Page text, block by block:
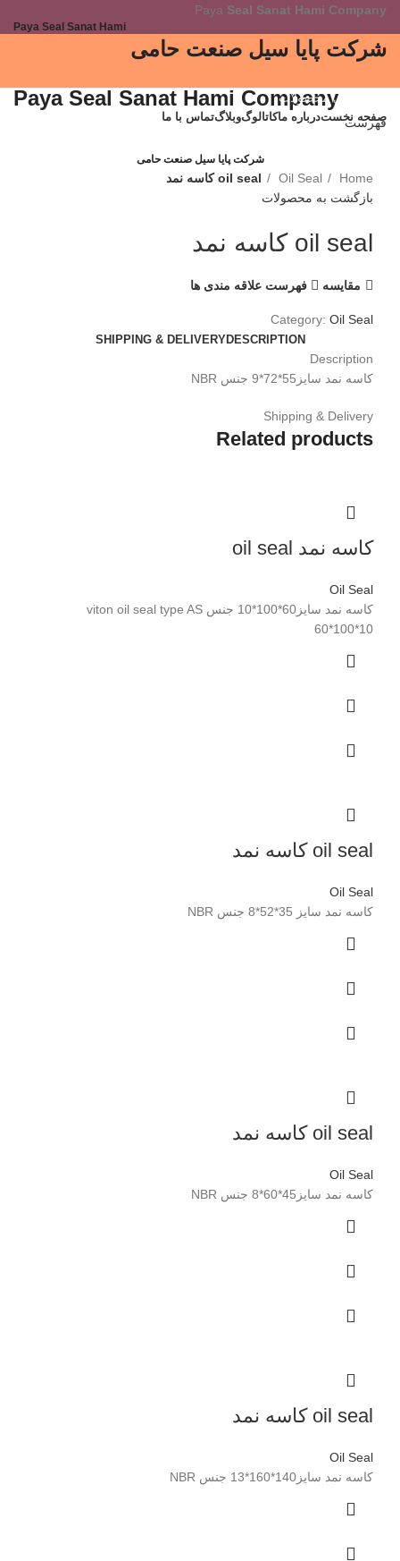
Paya Seal Sanat Hami Company
شرکت پایا سیل صنعت حامی
Paya Seal Sanat Hami Company
فهرست
شرکت پایا سیل صنعت حامی
دسته بندی محصولات
صفحه نخستدرباره ماکاتالوگوبلاگتماس با ما
برای بزرگنمایی کلیک کنید
Home
Oil Seal
oil seal کاسه نمد
بازگشت به محصولات
oil seal کاسه نمد
مقایسه فهرست علاقه مندی ها
Category: Oil Seal
DESCRIPTION
SHIPPING & DELIVERY
Description
کاسه نمد سایز55*72*9 جنس NBR
Shipping & Delivery
Related products
کاسه نمد oil seal
Oil Seal
کاسه نمد سایز60*100*10 جنس viton oil seal type AS
60*100*10
oil seal کاسه نمد
Oil Seal
کاسه نمد سایز 35*52*8 جنس NBR
oil seal کاسه نمد
Oil Seal
کاسه نمد سایز45*60*8 جنس NBR
oil seal کاسه نمد
Oil Seal
کاسه نمد سایز140*160*13 جنس NBR